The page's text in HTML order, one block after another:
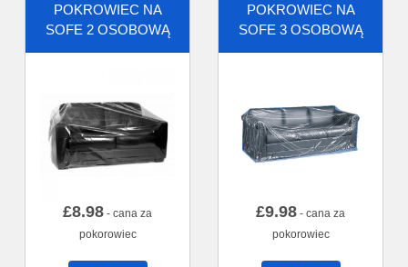
POKROWIEC NA
SOFE 2 OSOBOWĄ
£8.98 - cana za
pokorowiec
POKROWIEC NA
SOFE 3 OSOBOWĄ
£9.98 - cana za
pokorowiec